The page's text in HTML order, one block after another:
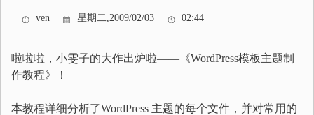
ven 星期二,2009/02/03 02:44
啦啦啦，小雯子的大作出炉啦——《WordPress模板主题制
作教程》！
本教程详细分析了WordPress 主题的每个文件，并对常用的